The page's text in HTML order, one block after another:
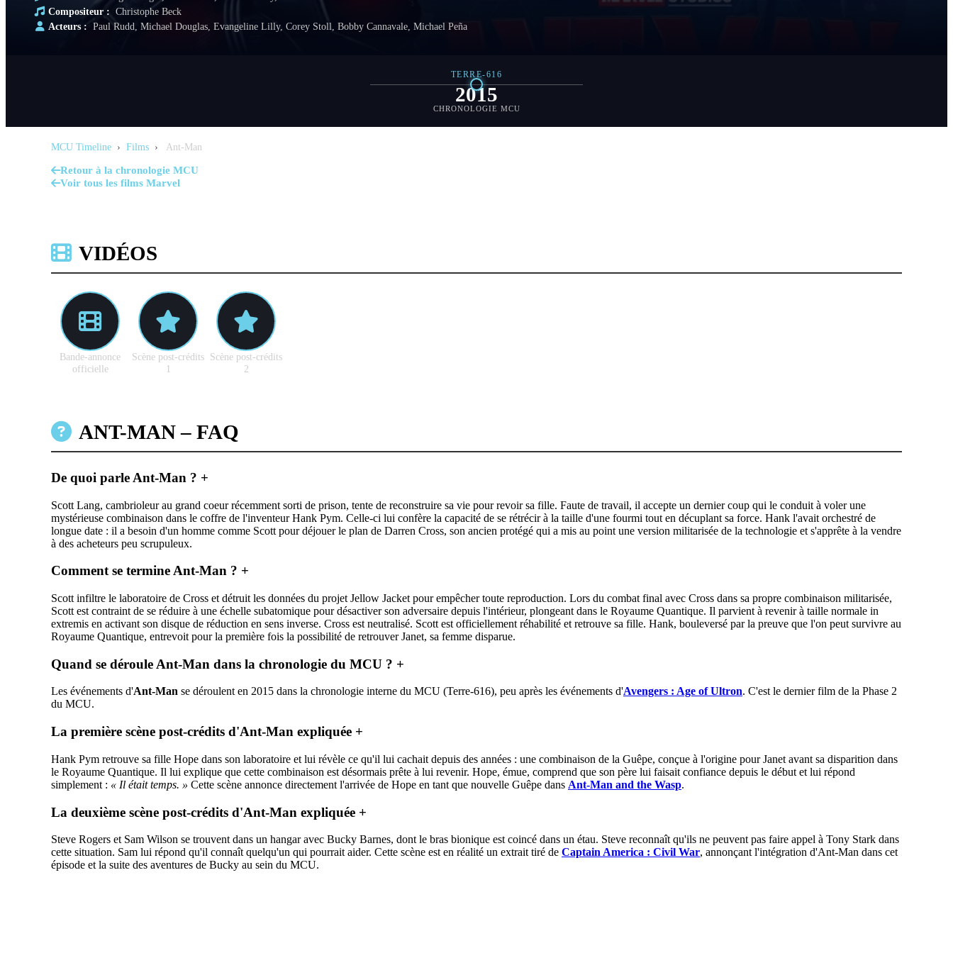
Compositeur : Christophe Beck
Acteurs : Paul Rudd, Michael Douglas, Evangeline Lilly, Corey Stoll, Bobby Cannavale, Michael Peña
TERRE-616
2015
CHRONOLOGIE MCU
MCU Timeline › Films › Ant-Man
Retour à la chronologie MCU
Voir tous les films Marvel
VIDÉOS
Bande-annonce
officielle
Scène post-crédits
1
Scène post-crédits
2
ANT-MAN – FAQ
De quoi parle Ant-Man ? +
Scott Lang, cambrioleur au grand coeur récemment sorti de prison, tente de reconstruire sa vie pour revoir sa fille. Faute de travail, il accepte un dernier coup qui le conduit à voler une
mystérieuse combinaison dans le coffre de l'inventeur Hank Pym. Celle-ci lui confère la capacité de se rétrécir à la taille d'une fourmi tout en décuplant sa force. Hank l'avait orchestré de
longue date : il a besoin d'un homme comme Scott pour déjouer le plan de Darren Cross, son ancien protégé qui a mis au point une version militarisée de la technologie et s'apprête à la vendre
à des acheteurs peu scrupuleux.
Comment se termine Ant-Man ? +
Scott infiltre le laboratoire de Cross et détruit les données du projet Jellow Jacket pour empêcher toute reproduction. Lors du combat final avec Cross dans sa propre combinaison militarisée,
Scott est contraint de se réduire à une échelle subatomique pour désactiver son adversaire depuis l'intérieur, plongeant dans le Royaume Quantique. Il parvient à revenir à taille normale in
extremis en activant son disque de réduction en sens inverse. Cross est neutralisé. Scott est officiellement réhabilité et retrouve sa fille. Hank, bouleversé par la preuve que l'on peut survivre au
Royaume Quantique, entrevoit pour la première fois la possibilité de retrouver Janet, sa femme disparue.
Quand se déroule Ant-Man dans la chronologie du MCU ? +
Les événements d'Ant-Man se déroulent en 2015 dans la chronologie interne du MCU (Terre-616), peu après les événements d'Avengers : Age of Ultron. C'est le dernier film de la Phase 2
du MCU.
La première scène post-crédits d'Ant-Man expliquée +
Hank Pym retrouve sa fille Hope dans son laboratoire et lui révèle ce qu'il lui cachait depuis des années : une combinaison de la Guêpe, conçue à l'origine pour Janet avant sa disparition dans
le Royaume Quantique. Il lui explique que cette combinaison est désormais prête à lui revenir. Hope, émue, comprend que son père lui faisait confiance depuis le début et lui répond
simplement : « Il était temps. » Cette scène annonce directement l'arrivée de Hope en tant que nouvelle Guêpe dans Ant-Man and the Wasp.
La deuxième scène post-crédits d'Ant-Man expliquée +
Steve Rogers et Sam Wilson se trouvent dans un hangar avec Bucky Barnes, dont le bras bionique est coincé dans un étau. Steve reconnaît qu'ils ne peuvent pas faire appel à Tony Stark dans
cette situation. Sam lui répond qu'il connaît quelqu'un qui pourrait aider. Cette scène est en réalité un extrait tiré de Captain America : Civil War, annonçant l'intégration d'Ant-Man dans cet
épisode et la suite des aventures de Bucky au sein du MCU.